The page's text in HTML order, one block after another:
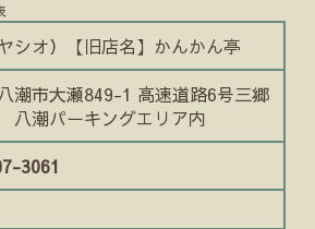
シオ）【旧店名】かんかん亭
潮市大瀬849-1 高速道路6号三郷
潮パーキングエリア内
3061